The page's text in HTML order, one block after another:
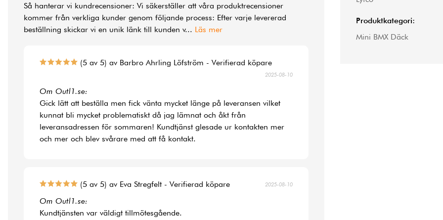
Produktkategori:
Mini BMX Däck
Så hanterar vi kundrecensioner: Vi säkerställer att våra produktrecensioner
kommer från verkliga kunder genom följande process: Efter varje levererad
beställning skickar vi en unik länk till kunden v... Läs mer
(5 av 5) av Barbro Ahrling Löfström - Verifierad köpare
2025-08-10
Om Outl1.se:
Gick lätt att beställa men fick vänta mycket länge på leveransen vilket
kunnat bli mycket problematiskt då jag lämnat och åkt från
leveransadressen för sommaren! Kundtjänst glesade ur kontakten mer
och mer och blev svårare med att få kontakt.
(5 av 5) av Eva Stregfelt - Verifierad köpare 2025-08-10
Om Outl1.se:
Kundtjänsten var väldigt tillmötesgående.